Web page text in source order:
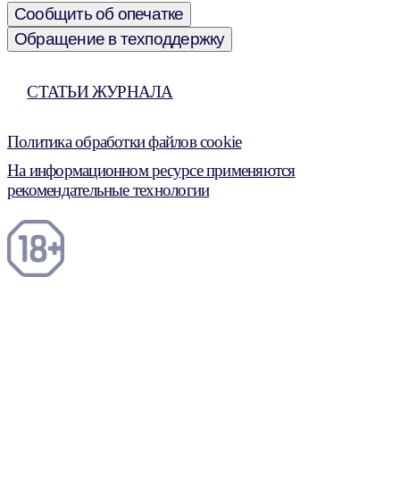
Сообщить об опечатке
Обращение в техподдержку
СТАТЬИ ЖУРНАЛА
Политика обработки файлов cookie
На информационном ресурсе применяются
рекомендательные технологии